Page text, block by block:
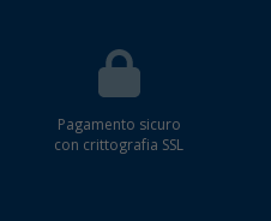
Pagamento sicuro
con crittografia SSL